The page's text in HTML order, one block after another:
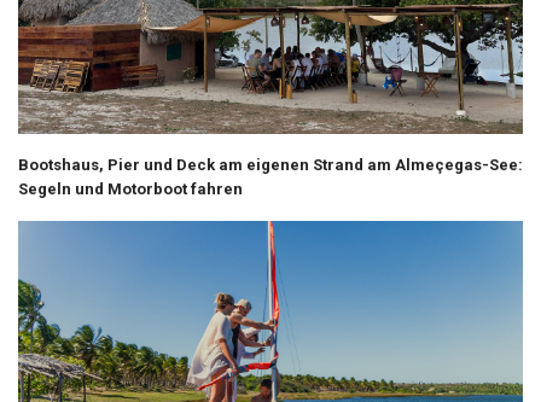
Bootshaus, Pier und Deck am eigenen Strand am Almeçegas-See:
Segeln und Motorboot fahren